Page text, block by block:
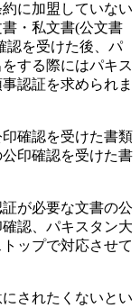
に加盟していない
・私文書(公文書
認を受けた後、パ
する際にはパキス
認証を求められま
確認を受けた書類
印確認を受けた書
が必要な文書の公
認、パキスタン大
ップで対応させて
されたくないとい